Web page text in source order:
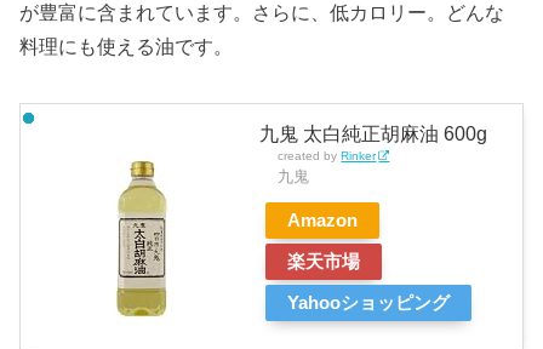
が豊富に含まれています。さらに、低カロリー。どんな
料理にも使える油です。
九鬼 太白純正胡麻油 600g
created byRinker
九鬼
Amazon
楽天市場
Yahooショッピング